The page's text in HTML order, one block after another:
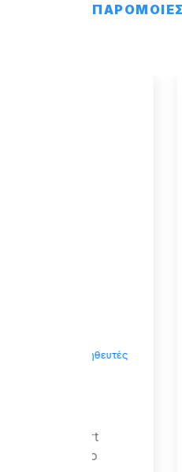
ΠΑΡΟΜΟΙΕΣ
Κατάλογος
CSL
20-4
, , Tokyo
Tokyo 4